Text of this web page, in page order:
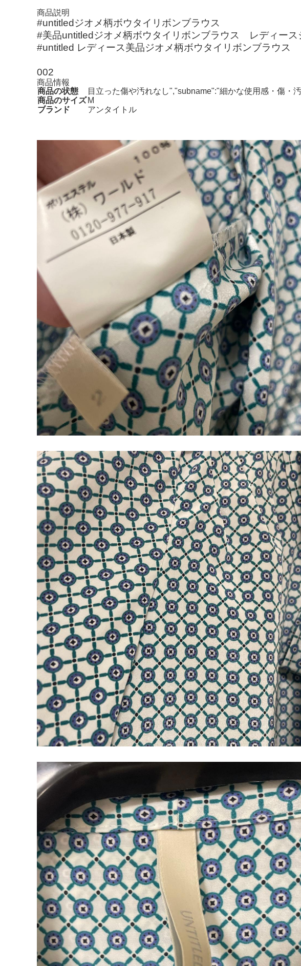
商品説明
#untitledジオメ柄ボウタイリボンブラウス
#美品untitledジオメ柄ボウタイリボンブラウス レディー
#untitled レディース美品ジオメ柄ボウタイリボンブラウス
002
商品情報
商品の状態
目立った傷や汚れなし","subname":"細かな使用感・傷・
商品のサイズ M
ブランド
アンタイトル